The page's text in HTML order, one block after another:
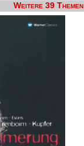
Weitere 39 Themen